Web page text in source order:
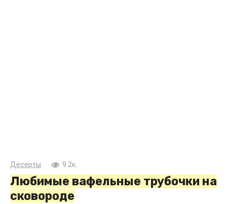
Десерты 9.2к.
Любимые вафельные трубочки на
сковороде